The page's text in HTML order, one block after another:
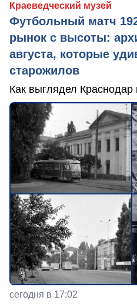
Краеведческий музей
Футбольный матч
рынок с высоты:
августа, которые
старожилов
Как выглядел Краснодар
сегодня в 17:02